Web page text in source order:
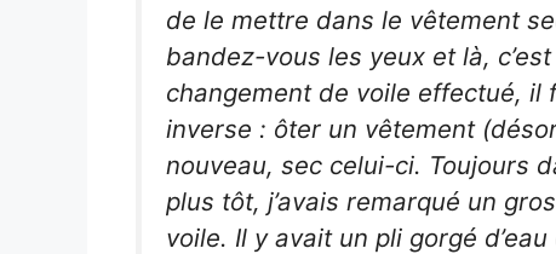
de le mettre dans le vêtement
bandez-vous les yeux et là,
changement de voile effectué,
inverse : ôter un vêtement
nouveau, sec celui-ci. Toujours
plus tôt, j’avais remarqué un
voile. Il y avait un pli gorgé